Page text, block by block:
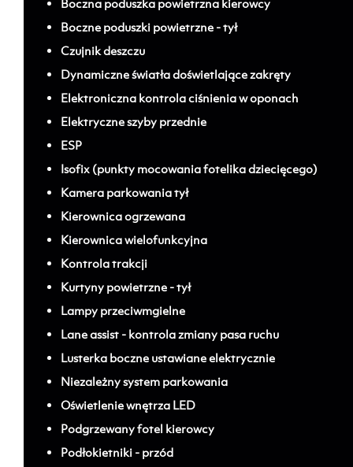
Boczna poduszka powietrzna kierowcy
Boczne poduszki powietrzne - tył
Czujnik deszczu
Dynamiczne światła doświetlające zakręty
Elektroniczna kontrola ciśnienia w oponach
Elektryczne szyby przednie
ESP
Isofix (punkty mocowania fotelika dziecięcego)
Kamera parkowania tył
Kierownica ogrzewana
Kierownica wielofunkcyjna
Kontrola trakcji
Kurtyny powietrzne - tył
Lampy przeciwmgielne
Lane assist - kontrola zmiany pasa ruchu
Lusterka boczne ustawiane elektrycznie
Niezależny system parkowania
Oświetlenie wnętrza LED
Podgrzewany fotel kierowcy
Podłokietniki - przód